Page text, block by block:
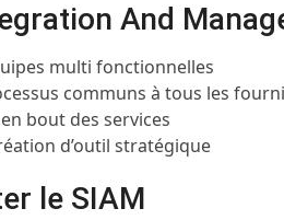
And
multi fonctionnelles
communs à tous les
bout des services
d’outil stratégique
le SIAM